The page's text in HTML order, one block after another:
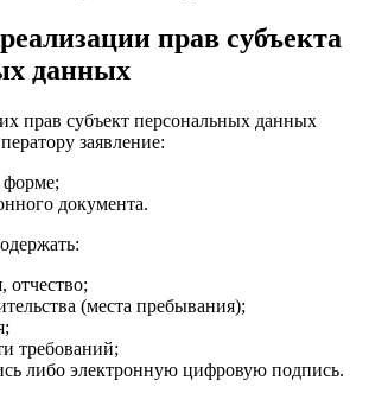
прав субъекта
данных
прав субъект персональных данных
заявление:
документа.
(места пребывания);
требований;
либо электронную цифровую подпись.